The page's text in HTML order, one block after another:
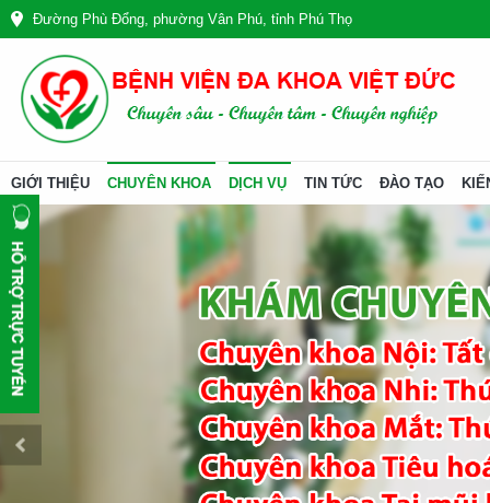
Đường Phù Đổng, phường Vân Phú, tỉnh Phú Thọ
GIỚI THIỆU CHUYÊN KHOA DỊCH VỤ TIN TỨC ĐÀO TẠO